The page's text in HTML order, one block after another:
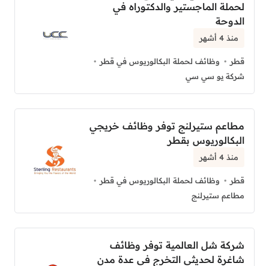
لحملة الماجستير والدكتوراه في
الدوحة
منذ 4 أشهر
قطر
وظائف لحملة البكالوريوس في قطر
شركة يو سي سي
مطاعم ستيرلنج توفر وظائف خريجي
البكالوريوس بقطر
منذ 4 أشهر
قطر
وظائف لحملة البكالوريوس في قطر
مطاعم ستيرلنج
شركة شل العالمية توفر وظائف
شاغرة لحديثي التخرج في عدة مدن